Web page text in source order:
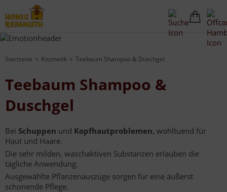
Startseite Kosmetik Teebaum Shampoo & Duschgel
Teebaum Shampoo &
Duschgel
Bei Schuppen und Kopfhautproblemen, wohltuend für
Haut und Haare.
Die sehr milden, waschaktiven Substanzen erlauben die
tägliche Anwendung.
Ausgewählte Pflanzenauszüge sorgen für eine äußerst
schonende Pflege.